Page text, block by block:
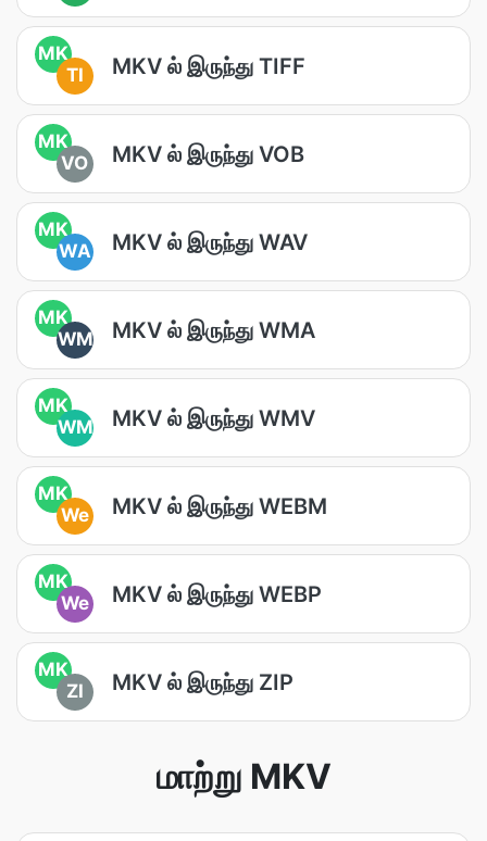
MK
TI
MKV ல் இருந்து TIFF
MK
VO
MKV ல் இருந்து VOB
MK
WA
MKV ல் இருந்து WAV
MK
WM
MKV ல் இருந்து WMA
MK
WM
MKV ல் இருந்து WMV
MK
We
MKV ல் இருந்து WEBM
MK
We
MKV ல் இருந்து WEBP
MK
ZI
MKV ல் இருந்து ZIP
மாற்று MKV